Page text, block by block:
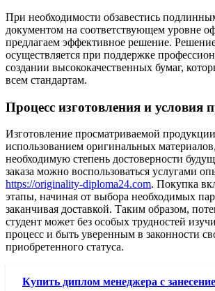
При необходимости обзавестись
документом на соответствующем уровне
предлагаем эффективное решение.
осуществляется при поддержке
создании высококачественных бумаг,
всем стандартам.
Процесс изготовления и условия
Изготовление просматриваемой
использованием оригинальных
необходимую степень достоверности
заказа можно воспользоваться услугами
https://originality-diploma24.com. Покупка
этапы, начиная от выбора необходимых
заканчивая доставкой. Таким образом,
студент может без особых трудностей
процесс и быть уверенным в законности
приобретенного статуса.
Купить диплом менеджера с